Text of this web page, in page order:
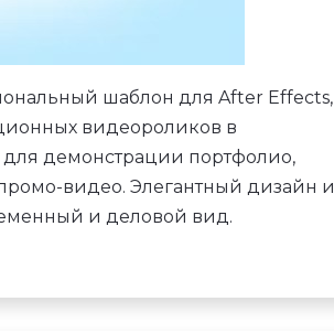
шаблон для After Effects,
видеороликов в
демонстрации портфолио,
видео. Элегантный дизайн и
и деловой вид.